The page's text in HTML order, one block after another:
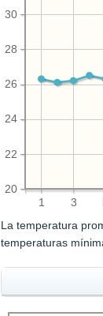
1 3
20
22
24
26
28
30
La temperatura
temperaturas